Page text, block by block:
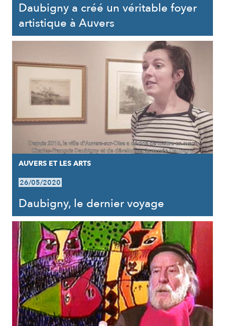
Daubigny a créé un véritable foyer
artistique à Auvers
AUVERS ET LES ARTS
26/05/2020
Daubigny, le dernier voyage